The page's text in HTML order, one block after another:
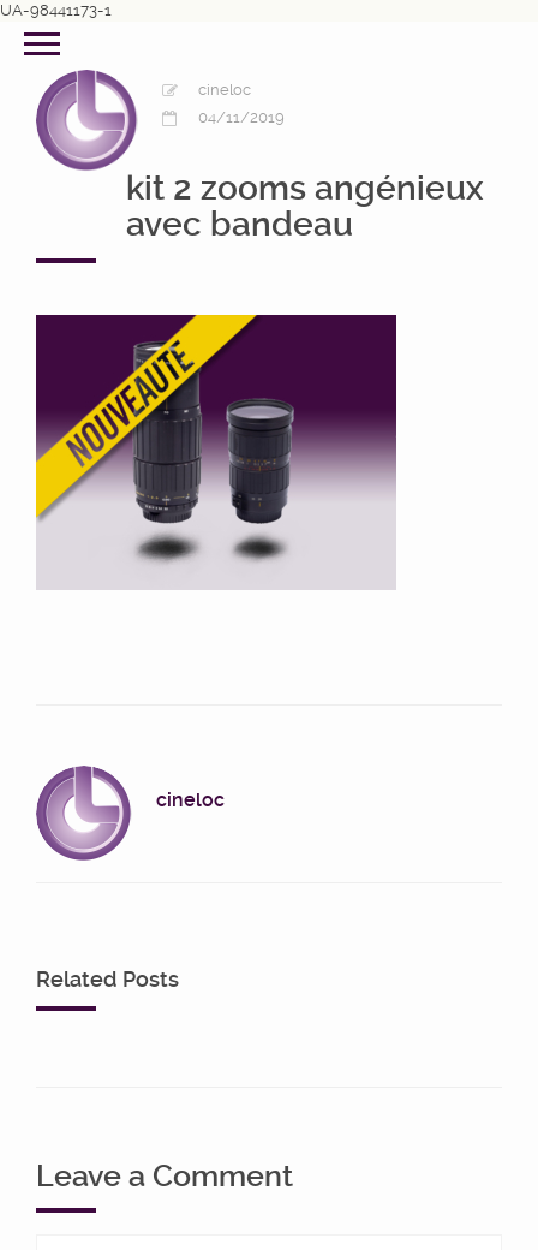
UA-98441173-1
cineloc
04/11/2019
kit 2 zooms angénieux
avec bandeau
cineloc
Related Posts
Leave a Comment